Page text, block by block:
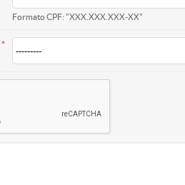
Formato CPF: "XXX.XXX.XXX-XX"